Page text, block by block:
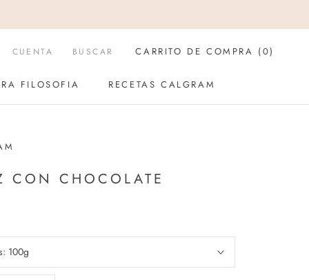
FILOSOFIA
RECETAS CALGRAM
CUENTA BUSCAR CARRITO DE COMPRA (0)
CON CHOCOLATE
100g